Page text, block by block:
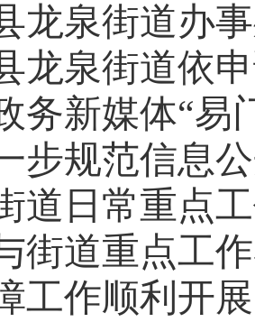
龙泉街道办
龙泉街道依
务新媒体“易
步规范信息
道 日常重点
街道重点工作
工作顺利开展